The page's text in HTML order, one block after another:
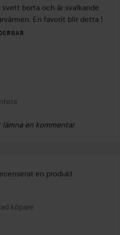
borta och är svalkande
En favorit blir detta !
en kommentar
en produkt
3 år
köpare